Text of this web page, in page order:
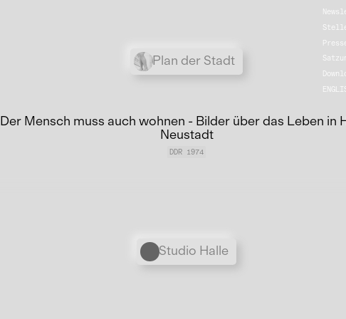
Presse
Übergordnete Werke und
Plan der Stadt
Der Mensch muss auch wohnen - Bilder über das Leben in
Neustadt
DDR 1974
Personen
Studio Halle